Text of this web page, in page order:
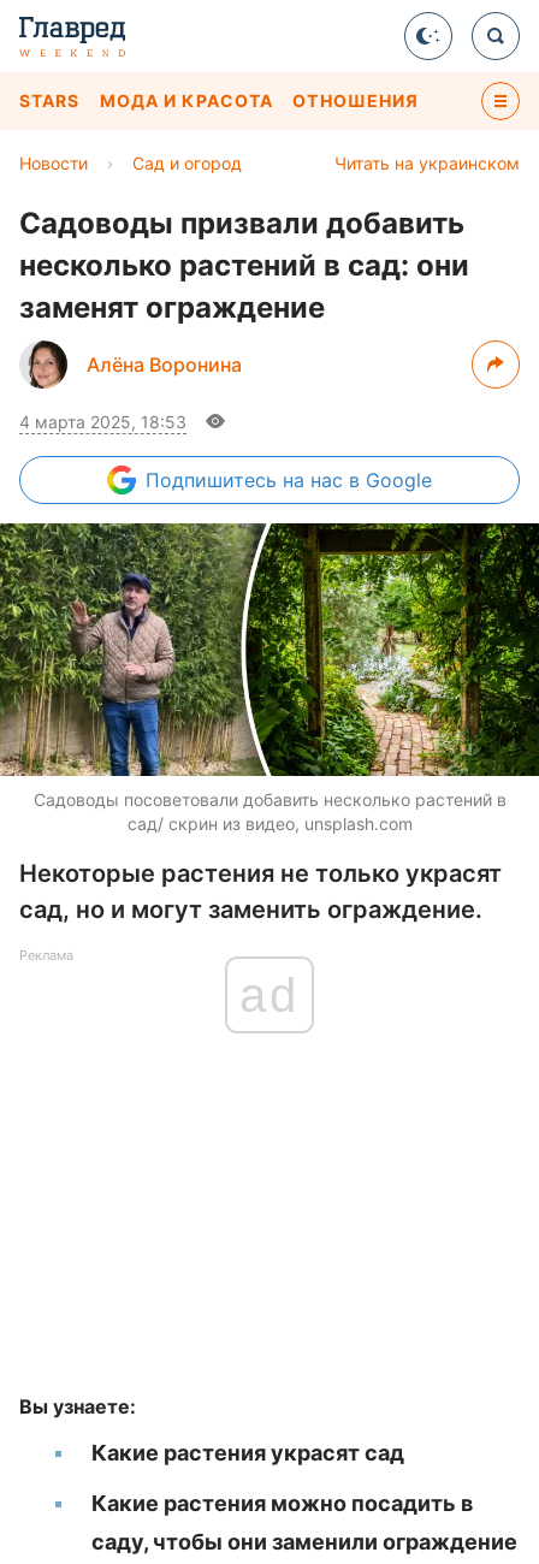
STARS МОДА И КРАСОТА ОТНОШЕНИЯ
Читать на украинском
Новости › Сад и огород
Садоводы призвали добавить
несколько растений в сад: они
заменят ограждение
Алёна Воронина
4 марта 2025, 18:53
Подпишитесь на нас в Google
Садоводы посоветовали добавить несколько растений в
сад/ скрин из видео, unsplash.com
Некоторые растения не только украсят
сад, но и могут заменить ограждение.
Реклама
ad
Вы узнаете:
Какие растения украсят сад
Какие растения можно посадить в
саду, чтобы они заменили ограждение